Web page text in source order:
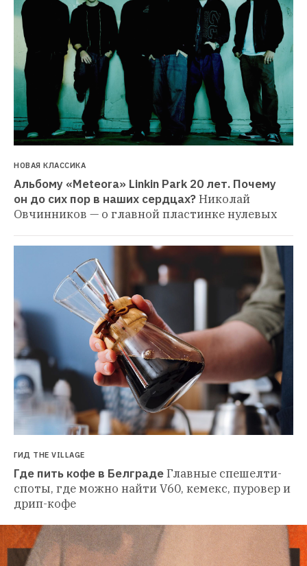
НОВАЯ КЛАССИКА
Альбому «Meteora» Linkin Park 20 лет. Почему
он до сих пор в наших сердцах?Николай
Овчинников — о главной пластинке нулевых
ГИД THE VILLAGE
Где пить кофе в БелградеГлавные спешелти-
споты, где можно найти V60, кемекс, пуровер и
дрип-кофе